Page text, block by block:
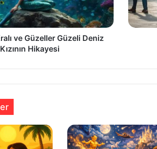
ve Güzeller Güzeli Deniz
Kızının Hikayesi